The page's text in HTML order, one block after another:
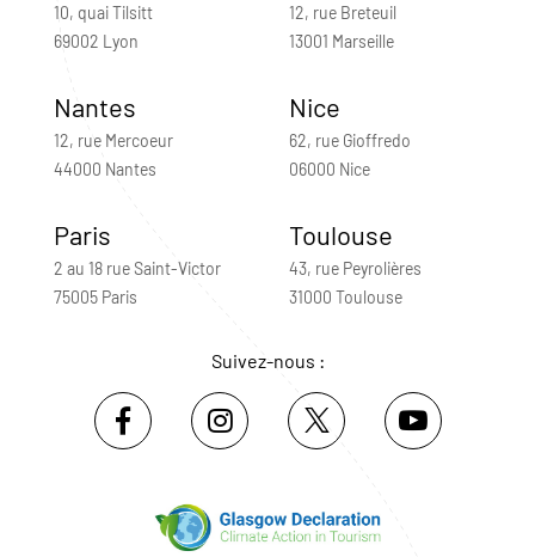
10, quai Tilsitt
69002 Lyon
12, rue Breteuil
13001 Marseille
Nantes
12, rue Mercoeur
44000 Nantes
Nice
62, rue Gioffredo
06000 Nice
Paris
2 au 18 rue Saint-Victor
75005 Paris
Toulouse
43, rue Peyrolières
31000 Toulouse
Suivez-nous :